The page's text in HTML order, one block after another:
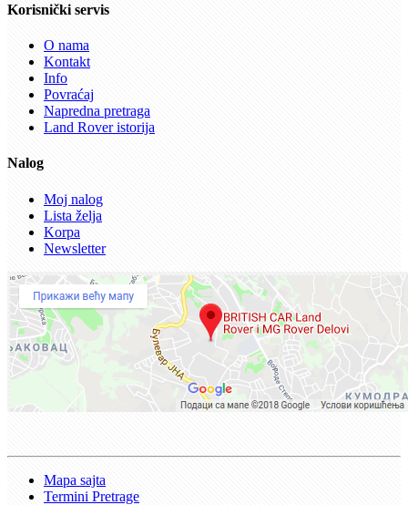
Korisnički servis
O nama
Kontakt
Info
Povraćaj
Napredna pretraga
Land Rover istorija
Nalog
Moj nalog
Lista želja
Korpa
Newsletter
Mapa sajta
Termini Pretrage